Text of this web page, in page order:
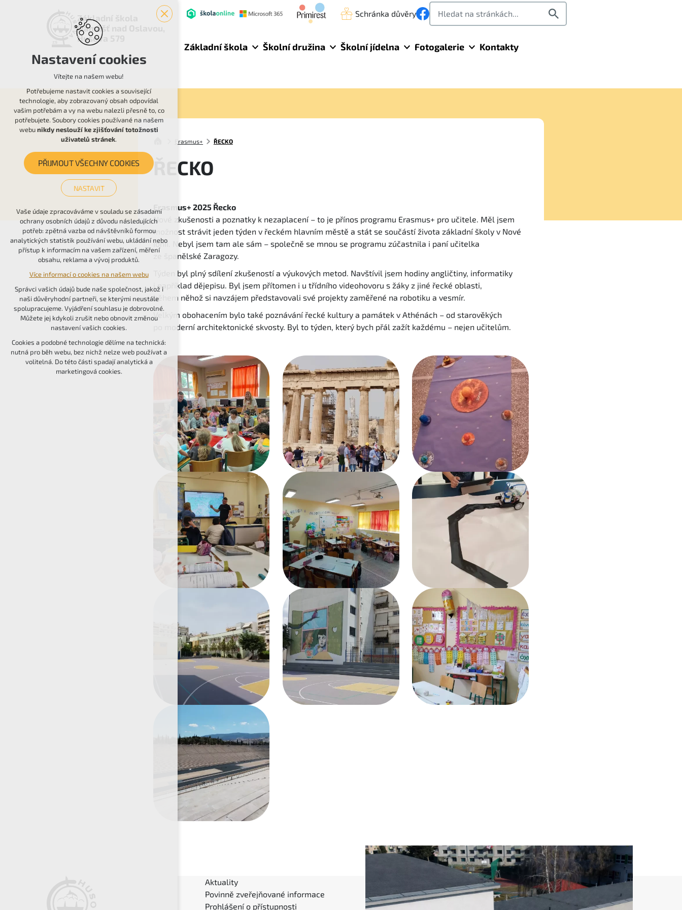
Základní škola
Náměšť nad Oslavou,
Husova 579
Schránka důvěry
Základní škola Školní družina Školní jídelna Fotogalerie Kontakty
Erasmus+ ŘECKO
ŘECKO
Erasmus+ 2025 Řecko
Nové zkušenosti a poznatky k nezaplacení – to je přínos programu Erasmus+ pro učitele. Měl jsem
možnost strávit jeden týden v řeckém hlavním městě a stát se součástí života základní školy v Nové
Ionii. Nebyl jsem tam ale sám – společně se mnou se programu zúčastnila i paní učitelka
ze španělské Zaragozy.
Týden byl plný sdílení zkušeností a výukových metod. Navštívil jsem hodiny angličtiny, informatiky
i například dějepisu. Byl jsem přítomen i u třídního videohovoru s žáky z jiné řecké oblasti,
během něhož si navzájem představovali své projekty zaměřené na robotiku a vesmír.
Velkým obohacením bylo také poznávání řecké kultury a památek v Athénách – od starověkých
po moderní architektonické skvosty. Byl to týden, který bych přál zažít každému – nejen učitelům.
Aktuality
Povinně zveřejňované informace
Prohlášení o přístupnosti
Nastavení cookies
Vítejte na našem webu!
Potřebujeme nastavit cookies a související
technologie, aby zobrazovaný obsah odpovídal
vašim potřebám a vy na webu nalezli přesně to, co
potřebujete. Soubory cookies používané na našem
webunikdy neslouží ke zjišťování totožnosti
uživatelů stránek.
PŘIJMOUT VŠECHNY COOKIES
NASTAVIT
Technická cookies
nutná pro provozování webu
udržení kontextu stránek (session): případná
přihlášení, volby jazyka, apod.
Volitelná cookies
analytická pro anonymizované vyhodnocení
návštěvnosti
marketingová cookies (Google, Seznam,
Facebook)
Více informací o cookies na našem webu
PŘIJMOUT VŠECHNY COOKIES
ODMÍTNOUT VOLITELNÁ
Vaše údaje zpracováváme v souladu se zásadami
ochrany osobních údajů z důvodu následujících
potřeb: zpětná vazba od návštěvníků formou
analytických statistik používání webu, ukládání nebo
přístup k informacím na vašem zařízení, měření
obsahu, reklama a vývoj produktů.
Více informací o cookies na našem webu
Správci vašich údajů bude naše společnost, jakož i
naši důvěryhodní partneři, se kterými neustále
spolupracujeme. Vyjádření souhlasu je dobrovolné.
Můžete jej kdykoli zrušit nebo obnovit změnou
nastavení vašich cookies.
Cookies a podobné technologie dělíme na technická:
nutná pro běh webu, bez nichž nelze web používat a
volitelná. Do této části spadají analytická a
marketingová cookies.